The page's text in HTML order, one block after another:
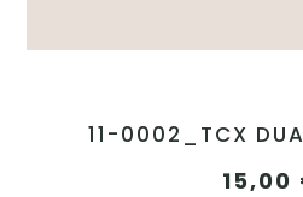
11-0002_TCX
15,00